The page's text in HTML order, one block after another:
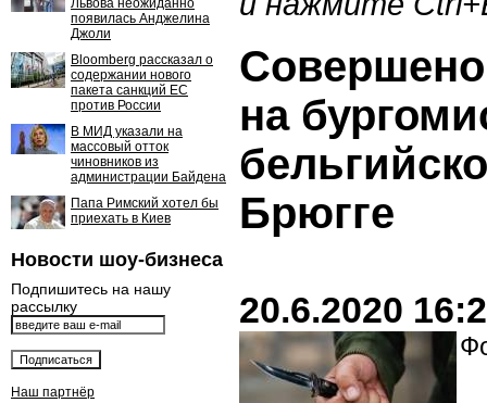
Львова неожиданно
появилась Анджелина
Джоли
Bloomberg рассказал о
содержании нового
пакета санкций ЕС
против России
В МИД указали на
массовый отток
чиновников из
администрации Байдена
Папа Римский хотел бы
приехать в Киев
Новости шоу-бизнеса
Подпишитесь на нашу
рассылку
Наш партнёр
на
Брюгге
20.6.2020